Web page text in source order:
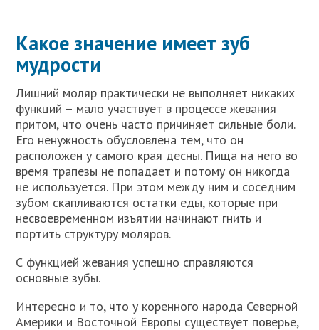
Какое значение имеет зуб
мудрости
Лишний моляр практически не выполняет никаких
функций – мало участвует в процессе жевания
притом, что очень часто причиняет сильные боли.
Его ненужность обусловлена тем, что он
расположен у самого края десны. Пища на него во
время трапезы не попадает и потому он никогда
не используется. При этом между ним и соседним
зубом скапливаются остатки еды, которые при
несвоевременном изъятии начинают гнить и
портить структуру моляров.
С функцией жевания успешно справляются
основные зубы.
Интересно и то, что у коренного народа Северной
Америки и Восточной Европы существует поверье,